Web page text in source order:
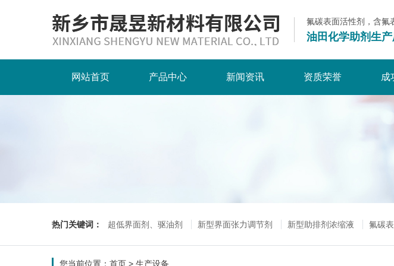
氟碳表面活性剂，含氟
油田化学助剂生
网站首页 产品中心 新闻资讯 资质荣誉 成
热门关键词： 超低界面剂、驱油剂 新型界面张力调节剂 新型助排剂浓缩液 氟碳
您当前位置： 首页 > 生产设备